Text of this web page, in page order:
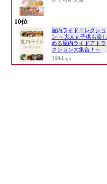
10位
屋内ライドコレクショ
ン ～大人も子供も楽し
める屋内ライドアトラ
クション大集合！～
369days